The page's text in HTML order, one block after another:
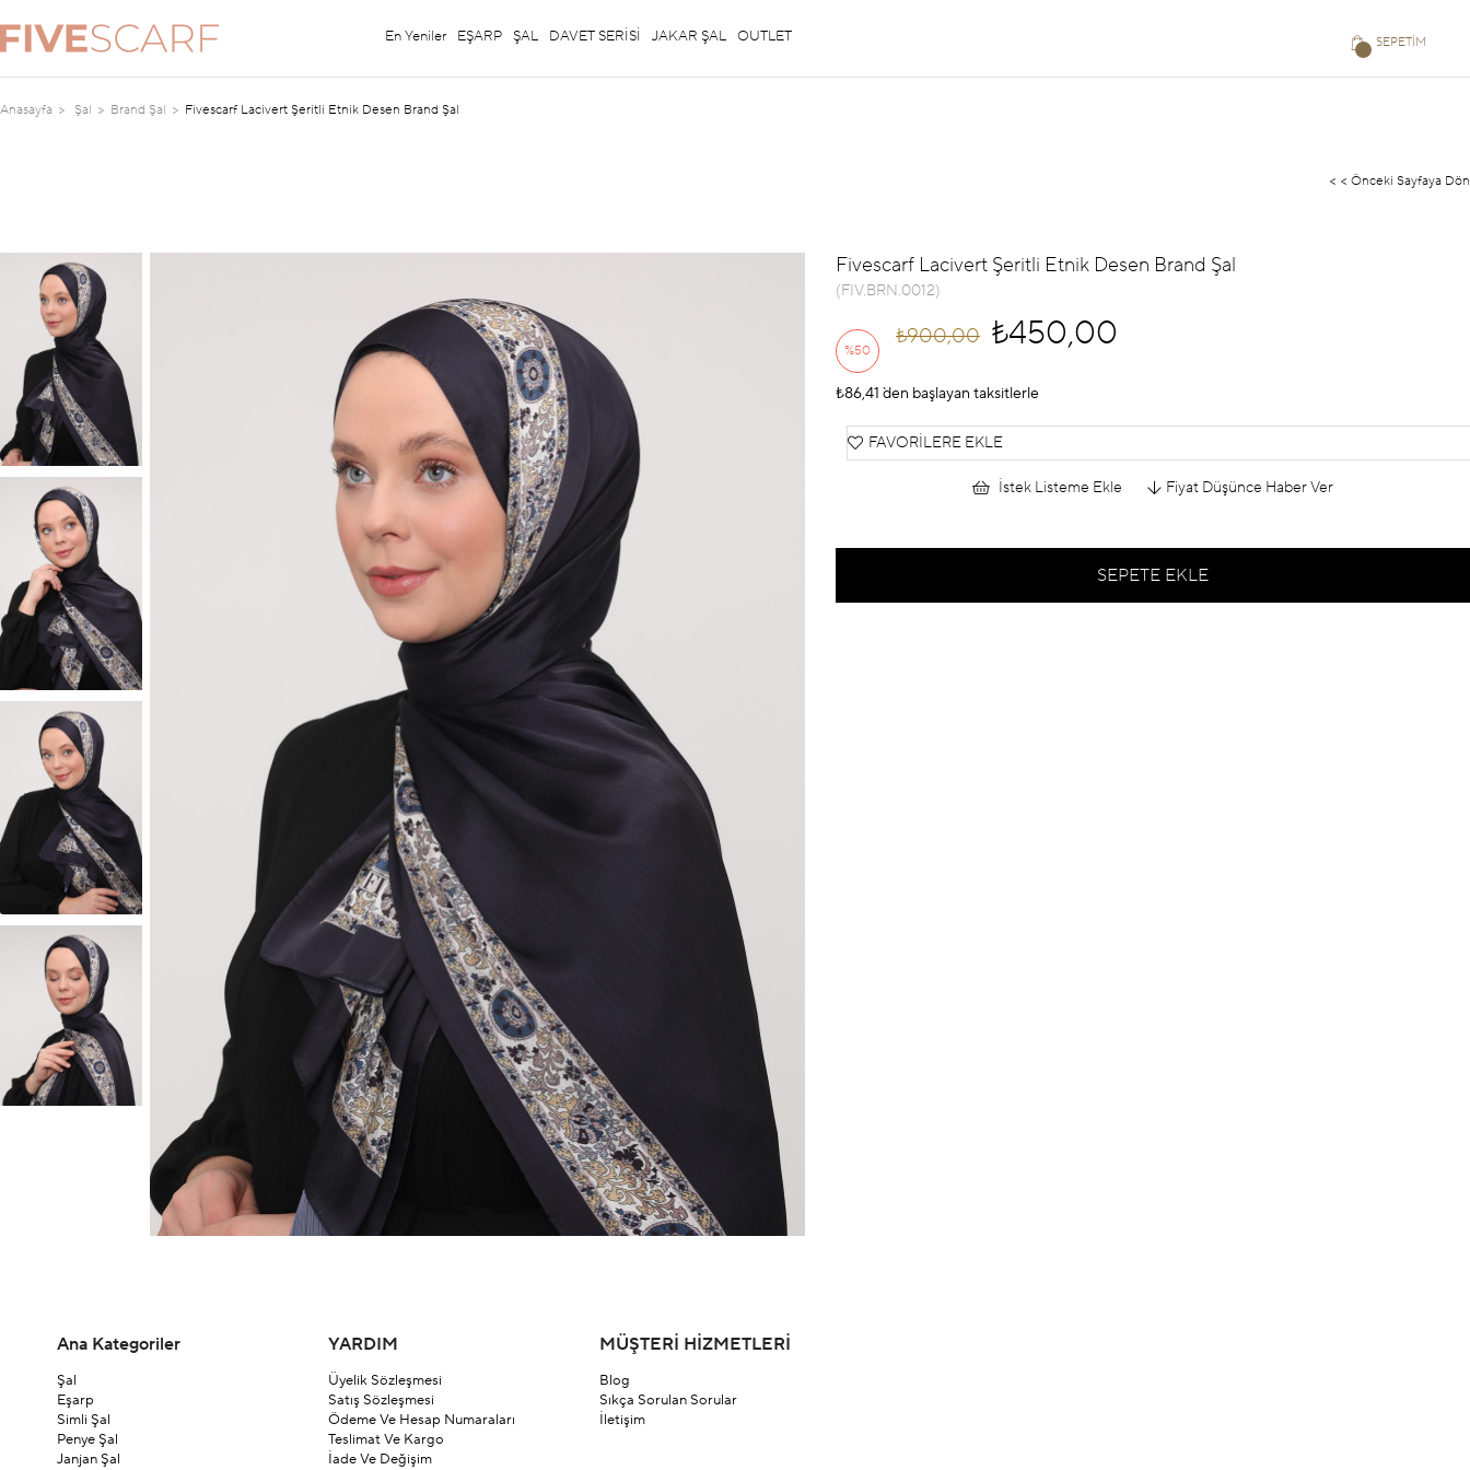
SEPETIM
En Yeniler EŞARP ŞAL DAVET SERİSİ JAKAR ŞAL OUTLET
Anasayfa Şal Brand Şal Fivescarf Lacivert Şeritli Etnik Desen Brand Şal
< < Önceki Sayfaya Dön
Fivescarf Lacivert Şeritli Etnik Desen Brand Şal
(FIV.BRN.0012)
%50
İndirim
₺900,00 ₺450,00
₺86,41 `den başlayan taksitlerle
FAVORILERE EKLE
İstek Listeme Ekle Fiyat Düşünce Haber Ver
Ana Kategoriler
Şal
Eşarp
Simli Şal
Penye Şal
Janjan Şal
YARDIM
Üyelik Sözleşmesi
Satış Sözleşmesi
Ödeme Ve Hesap Numaraları
Teslimat Ve Kargo
İade Ve Değişim
MÜŞTERİ HİZMETLERİ
Blog
Sıkça Sorulan Sorular
İletişim